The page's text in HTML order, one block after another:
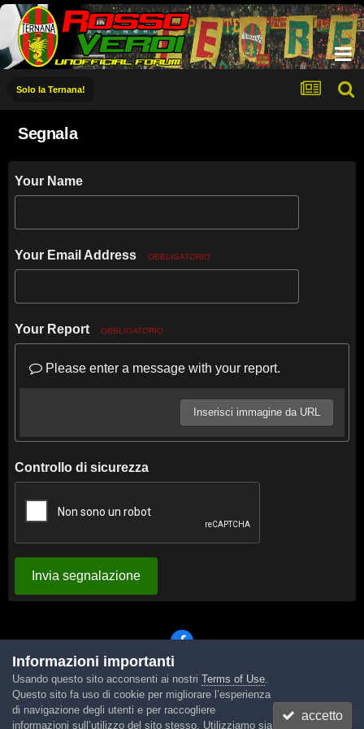
Solo la Ternana!
Segnala
Your Name
Your Email Address OBBLIGATORIO
Your Report OBBLIGATORIO
Please enter a message with your report.
Inserisci immagine da URL
Controllo di sicurezza
Invia segnalazione
Lingua Tema Contattaci Cookies
Powered by Invision Community
Informazioni importanti
Usando questo sito acconsenti ai nostri Terms of Use.
Questo sito fa uso di cookie per migliorare l’esperienza
di navigazione degli utenti e per raccogliere
informazioni sull’utilizzo del sito stesso. Utilizziamo sia
accetto